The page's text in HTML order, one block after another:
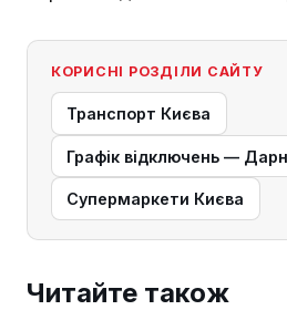
КОРИСНІ РОЗДІЛИ САЙТУ
Транспорт Києва
Графік відключень —
Супермаркети Києва
Читайте також